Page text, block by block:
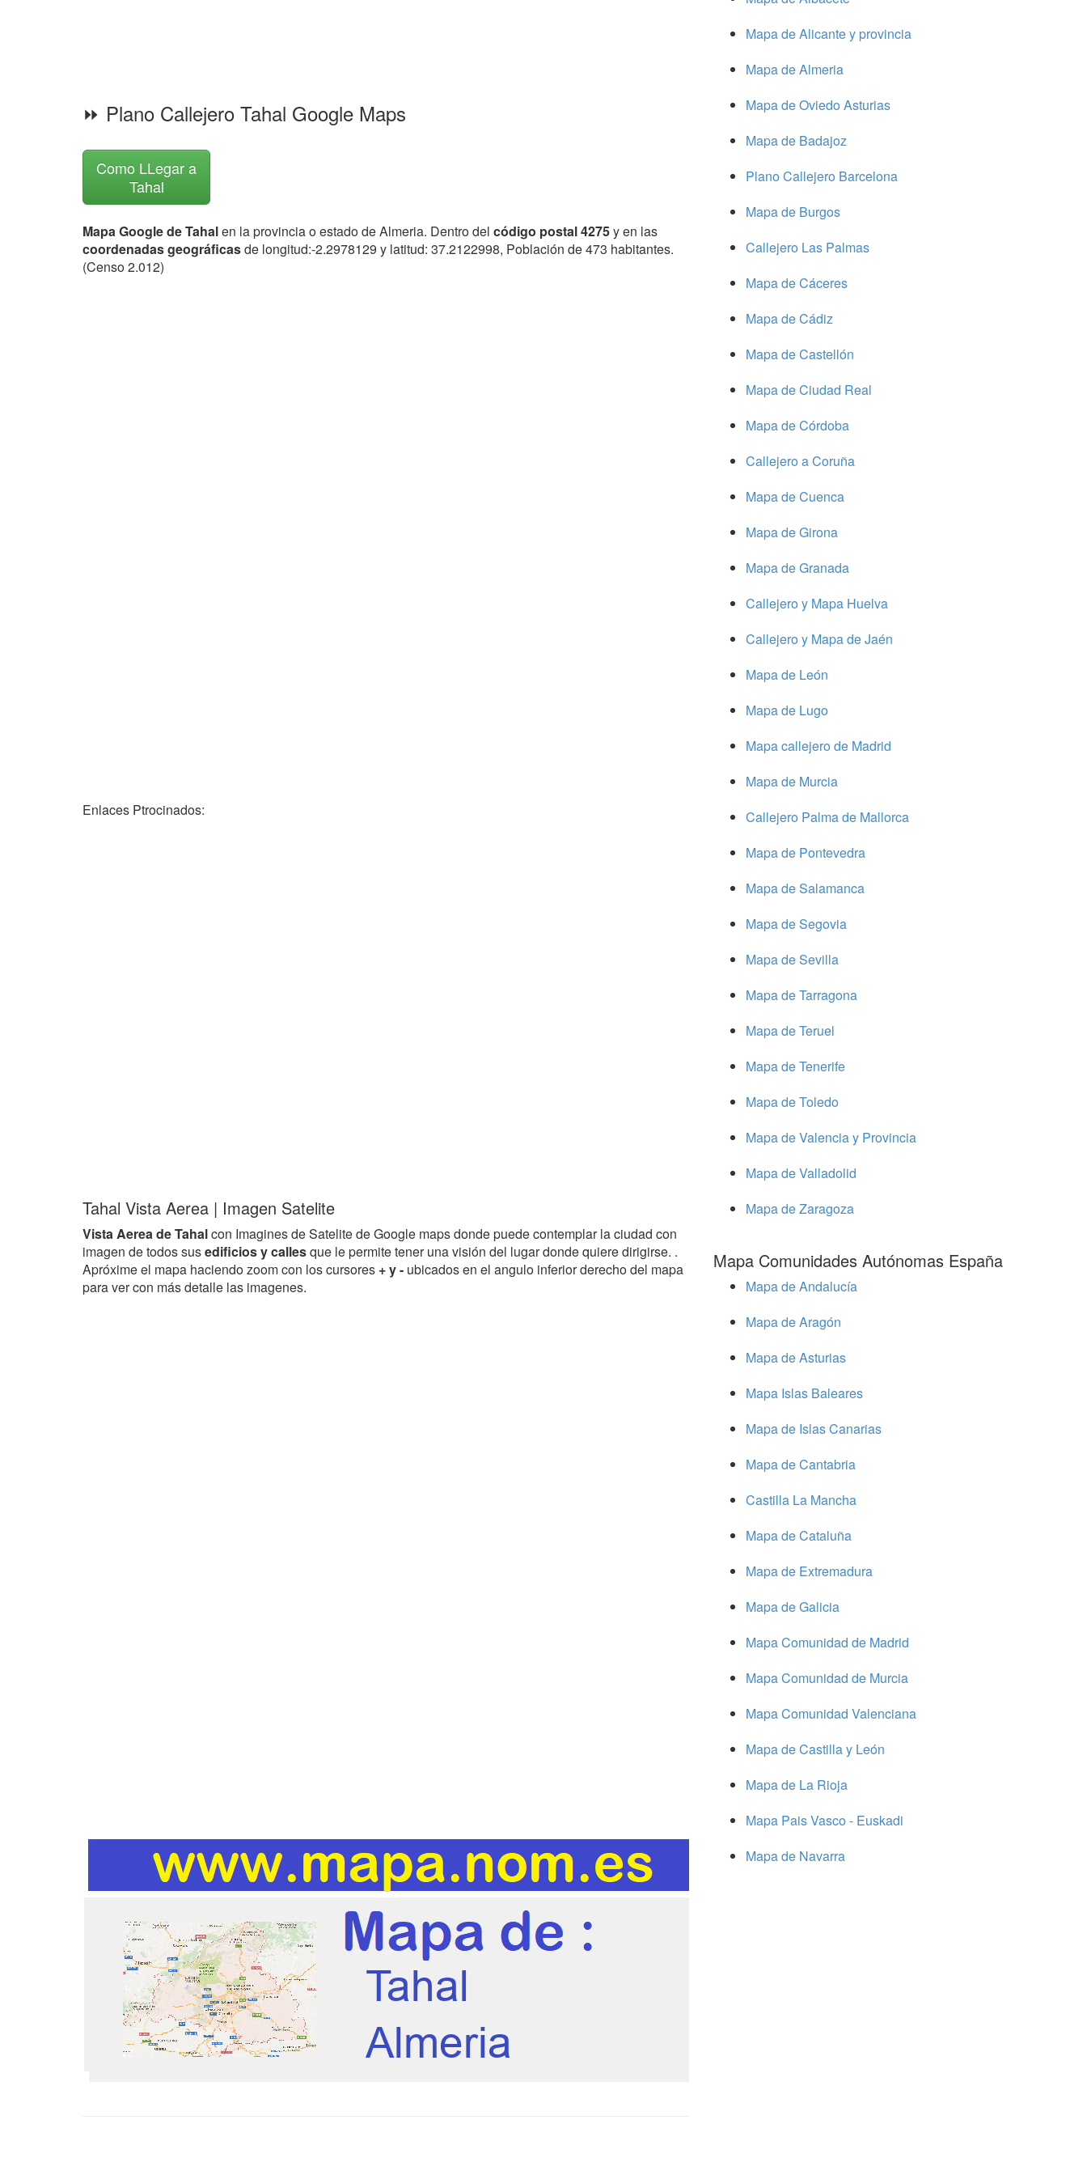
⏩ Plano Callejero Tahal Google Maps
Como LLegar a
Tahal
Mapa Google de Tahalen la provincia o estado de Almeria. Dentro del código postal 4275y en las
coordenadas geográficasde longitud:-2.2978129 y latitud: 37.2122998, Población de 473 habitantes.
(Censo 2.012)
Enlaces Ptrocinados:
Tahal Vista Aerea | Imagen Satelite
Vista Aerea de Tahalcon Imagines de Satelite de Google maps donde puede contemplar la ciudad con
imagen de todos susedificios y callesque le permite tener una visión del lugar donde quiere dirigirse. .
Apróxime el mapa haciendo zoom con los cursores + y - ubicados en el angulo inferior derecho del mapa
para ver con más detalle las imagenes.
Mapa de Alicante y provincia
Mapa de Almeria
Mapa de Oviedo Asturias
Mapa de Badajoz
Plano Callejero Barcelona
Mapa de Burgos
Callejero Las Palmas
Mapa de Cáceres
Mapa de Cádiz
Mapa de Castellón
Mapa de Ciudad Real
Mapa de Córdoba
Callejero a Coruña
Mapa de Cuenca
Mapa de Girona
Mapa de Granada
Callejero y Mapa Huelva
Callejero y Mapa de Jaén
Mapa de León
Mapa de Lugo
Mapa callejero de Madrid
Mapa de Murcia
Callejero Palma de Mallorca
Mapa de Pontevedra
Mapa de Salamanca
Mapa de Segovia
Mapa de Sevilla
Mapa de Tarragona
Mapa de Teruel
Mapa de Tenerife
Mapa de Toledo
Mapa de Valencia y Provincia
Mapa de Valladolid
Mapa de Zaragoza
Mapa Comunidades Autónomas España
Mapa de Andalucía
Mapa de Aragón
Mapa de Asturias
Mapa Islas Baleares
Mapa de Islas Canarias
Mapa de Cantabria
Castilla La Mancha
Mapa de Cataluña
Mapa de Extremadura
Mapa de Galicia
Mapa Comunidad de Madrid
Mapa Comunidad de Murcia
Mapa Comunidad Valenciana
Mapa de Castilla y León
Mapa de La Rioja
Mapa Pais Vasco - Euskadi
Mapa de Navarra